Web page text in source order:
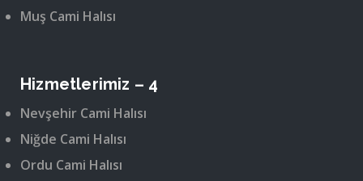
Muş Cami Halısı
Hizmetlerimiz – 4
Nevşehir Cami Halısı
Niğde Cami Halısı
Ordu Cami Halısı